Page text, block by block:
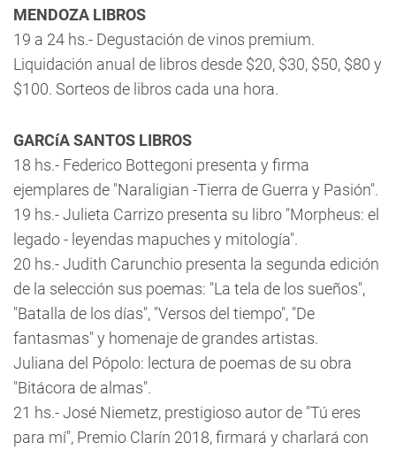
MENDOZA LIBROS
19 a 24 hs.- Degustación de vinos premium.
Liquidación anual de libros desde $20, $30, $50, $80 y
$100. Sorteos de libros cada una hora.
GARCíA SANTOS LIBROS
18 hs.- Federico Bottegoni presenta y firma
ejemplares de "Naraligian -Tierra de Guerra y Pasión".
19 hs.- Julieta Carrizo presenta su libro "Morpheus: el
legado - leyendas mapuches y mitología".
20 hs.- Judith Carunchio presenta la segunda edición
de la selección sus poemas: "La tela de los sueños",
"Batalla de los días", "Versos del tiempo", "De
fantasmas" y homenaje de grandes artistas.
Juliana del Pópolo: lectura de poemas de su obra
"Bitácora de almas".
21 hs.- José Niemetz, prestigioso autor de "Tú eres
para mí", Premio Clarín 2018, firmará y charlará con